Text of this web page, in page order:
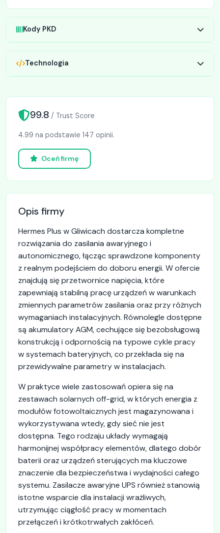
Kody PKD
Technologia
99.8 / Trust Score
4.99 na podstawie 147 opinii.
Oceń firmę
Opis firmy
Hermes Plus w Gliwicach dostarcza kompletne
rozwiązania do zasilania awaryjnego i
autonomicznego, łącząc sprawdzone komponenty
z realnym podejściem do doboru energii. W ofercie
znajdują się przetwornice napięcia, które
zapewniają stabilną pracę urządzeń w warunkach
zmiennych parametrów zasilania oraz przy różnych
wymaganiach instalacyjnych. Równolegle dostępne
są akumulatory AGM, cechujące się bezobsługową
konstrukcją i odpornością na typowe cykle pracy
w systemach bateryjnych, co przekłada się na
przewidywalne parametry w instalacjach.
W praktyce wiele zastosowań opiera się na
zestawach solarnych off-grid, w których energia z
modułów fotowoltaicznych jest magazynowana i
wykorzystywana wtedy, gdy sieć nie jest
dostępna. Tego rodzaju układy wymagają
harmonijnej współpracy elementów, dlatego dobór
baterii oraz urządzeń sterujących ma kluczowe
znaczenie dla bezpieczeństwa i wydajności całego
systemu. Zasilacze awaryjne UPS również stanowią
istotne wsparcie dla instalacji wrażliwych,
utrzymując ciągłość pracy w momentach
przełączeń i krótkotrwałych zakłóceń.